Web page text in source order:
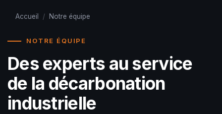
Accueil / Notre équipe
NOTRE ÉQUIPE
Des experts au service
de la décarbonation
industrielle